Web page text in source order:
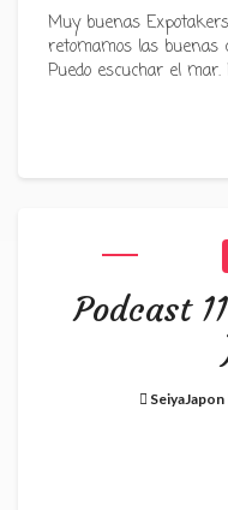
Muy buenas
retomamos las buenas
Puedo escuchar el mar.
Podcast
SeiyaJapon